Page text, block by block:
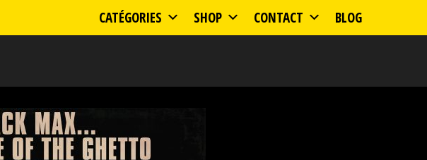
CATÉGORIES SHOP CONTACT BLOG